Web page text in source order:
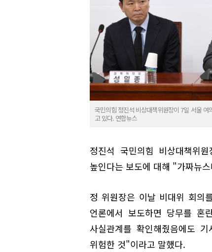
국민의힘 정진석 비상대책위원장이 7일 서울
고 있다. 연합뉴스
정진석 국민의힘 비상대책위
높인다는 보도에 대해 "가짜뉴
정 위원장은 이날 비대위 회의
언론에서 보도하면 당무를 혼
사실관계를 확인해줬음에도
위험한 것"이라고 말했다.